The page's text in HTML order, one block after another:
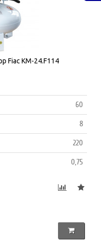
Fiac КМ-24.F114
60
8
220
0,75